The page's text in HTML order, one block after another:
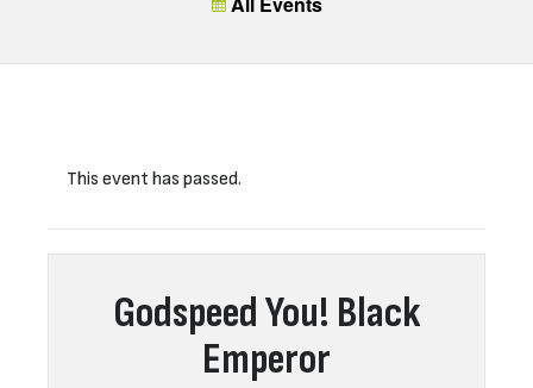
This event has passed.
Godspeed You! Black
Emperor